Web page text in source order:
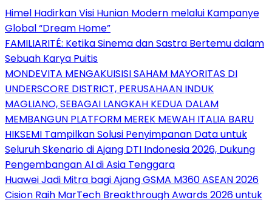
Himel Hadirkan Visi Hunian Modern melalui Kampanye
Global “Dream Home”
FAMILIARITÉ: Ketika Sinema dan Sastra Bertemu dalam
Sebuah Karya Puitis
MONDEVITA MENGAKUISISI SAHAM MAYORITAS DI
UNDERSCORE DISTRICT, PERUSAHAAN INDUK
MAGLIANO, SEBAGAI LANGKAH KEDUA DALAM
MEMBANGUN PLATFORM MEREK MEWAH ITALIA BARU
HIKSEMI Tampilkan Solusi Penyimpanan Data untuk
Seluruh Skenario di Ajang DTI Indonesia 2026, Dukung
Pengembangan AI di Asia Tenggara
Huawei Jadi Mitra bagi Ajang GSMA M360 ASEAN 2026
Cision Raih MarTech Breakthrough Awards 2026 untuk